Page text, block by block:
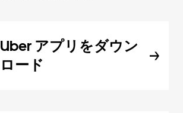
Uber アプリをダウン
ロード